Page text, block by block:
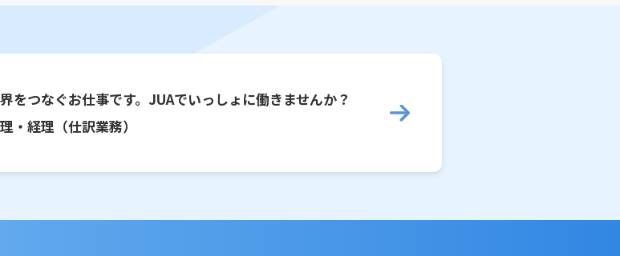
をつなぐお仕事です。JUAでいっしょに働きませんか？
・経理（仕訳業務）